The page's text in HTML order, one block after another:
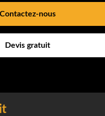
Contactez-nous
Devis gratuit